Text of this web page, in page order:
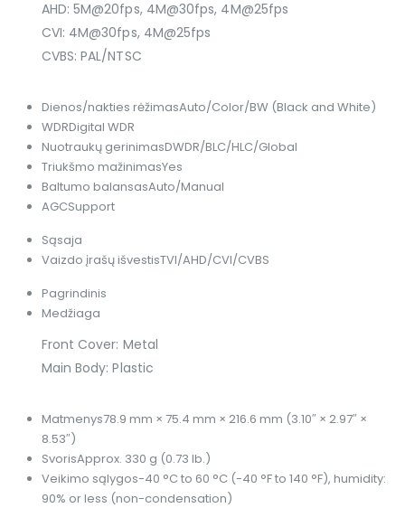
AHD: 5M@20fps, 4M@30fps, 4M@25fps
CVI: 4M@30fps, 4M@25fps
CVBS: PAL/NTSC
Dienos/nakties rėžimasAuto/Color/BW (Black and White)
WDRDigital WDR
Nuotraukų gerinimasDWDR/BLC/HLC/Global
Triukšmo mažinimasYes
Baltumo balansasAuto/Manual
AGCSupport
Sąsaja
Vaizdo įrašų išvestisTVI/AHD/CVI/CVBS
Pagrindinis
Medžiaga
Front Cover: Metal
Main Body: Plastic
Matmenys78.9 mm × 75.4 mm × 216.6 mm (3.10″ × 2.97″ ×
8.53″)
SvorisApprox. 330 g (0.73 lb.)
Veikimo sąlygos-40 °C to 60 °C (-40 °F to 140 °F), humidity:
90% or less (non-condensation)